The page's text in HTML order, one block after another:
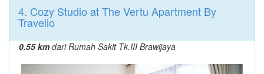
4. Cozy Studio at The Vertu Apartment By
Travelio
0.55 kmdari Rumah Sakit Tk.III Brawijaya